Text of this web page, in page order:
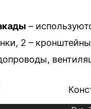
–
2 –